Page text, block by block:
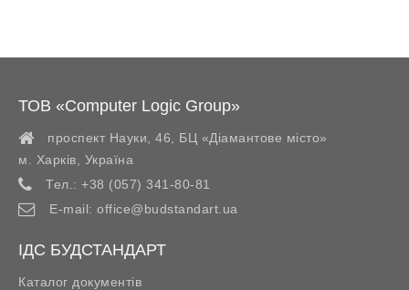
ТОВ «Computer Logic Group»
проспект Науки, 46, БЦ «Діамантове місто»
м. Харків
Україна
Тел.: +38 (057) 341-80-81
E-mail: office@budstandart.ua
ІДС БУДСТАНДАРТ
Каталог документів